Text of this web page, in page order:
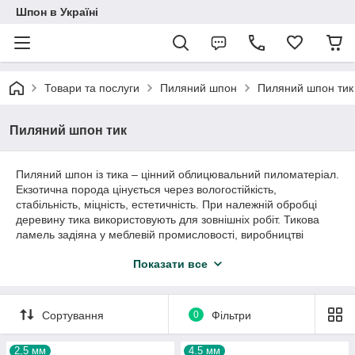
Шпон в Україні
Товари та послуги Пиляний шпон Пиляний шпон тик
Пиляний шпон тик
Пиляний шпон із тика – цінний облицювальний пиломатеріал.
Екзотична порода цінується через вологостійкість,
стабільність, міцність, естетичність. При належній обробці
деревину тика використовують для зовнішніх робіт. Тикова
ламель задіяна у меблевій промисловості, виробництві
Пиляний шпон із тику: ціна, розміри,
Ми спеціалізуємося на матеріалах з деревини вже понад 20
років та допомогли реалізувати сотні дизайн-проєктів.
Пропонуємо столярам, ​​дизайнерам, крафтовим виробникам
Показати все
Сортування 0 Фільтри
2,5 мм 4.5 мм